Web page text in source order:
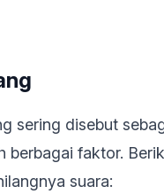
sering disebut
berbagai faktor.
suara: